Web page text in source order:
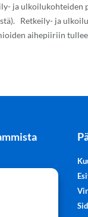
ja ulkoilukohteiden
Retkeily- ja
aihepiiriin